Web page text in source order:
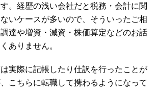
。経歴の浅い会社だと税務・会計に関
いケースが多いので、そういったご相
達や増資・減資・株価算定などのお話
ありません。
実際に記帳したり仕訳を行ったことが
こちらに転職して携わるようになって